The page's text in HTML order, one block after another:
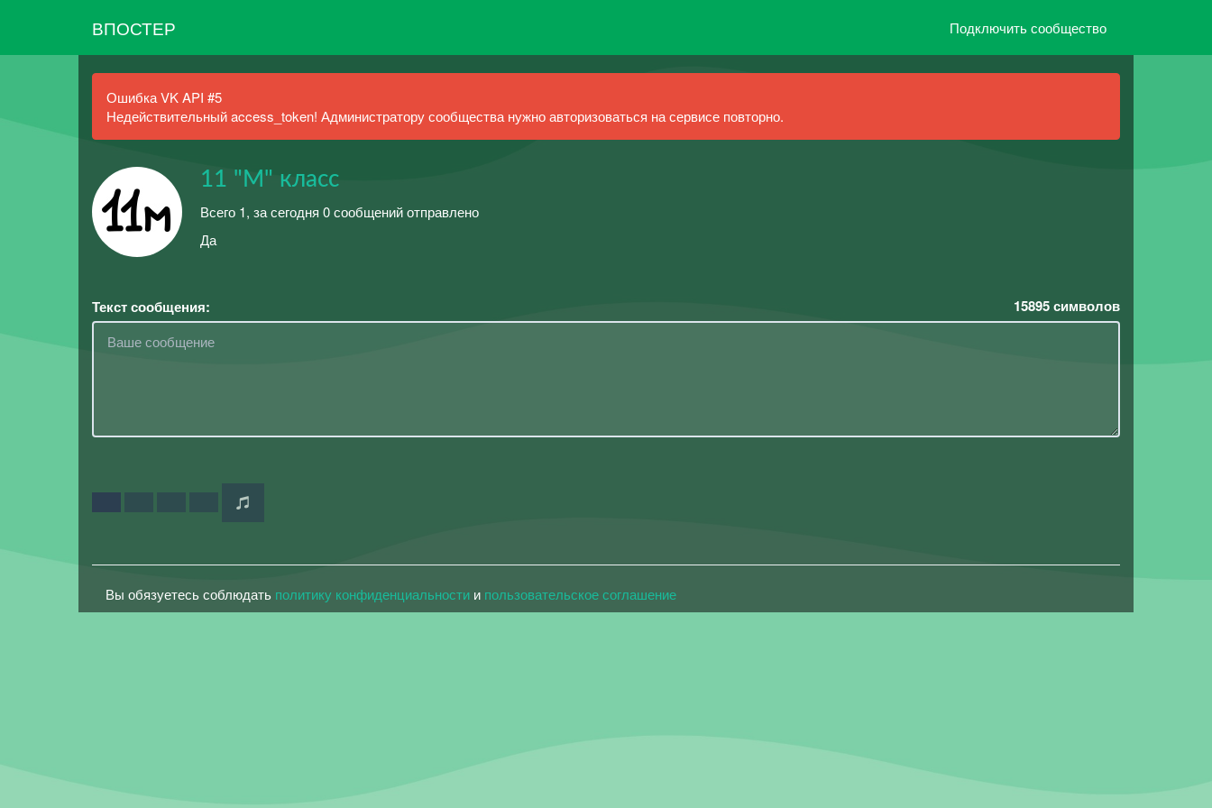
ВПОСТЕР Подключить сообщество
Ошибка VK API #5
Недействительный access_token! Администратору сообщества нужно авторизоваться на сервисе повторно.
11 "М" класс
Всего 1, за сегодня 0 сообщений отправлено
Да
Текст сообщения: 15895символов
Вы обязуетесь соблюдать политику конфиденциальности и пользовательское соглашение